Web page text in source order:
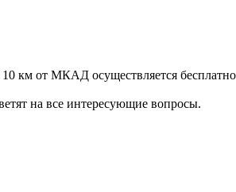
км от МКАД осуществляется
на все интересующие вопросы.